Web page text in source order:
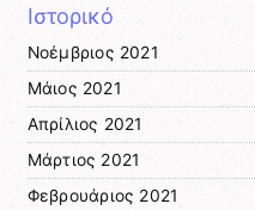
Ιστορικό
Νοέμβριος 2021
Μάιος 2021
Απρίλιος 2021
Μάρτιος 2021
Φεβρουάριος 2021